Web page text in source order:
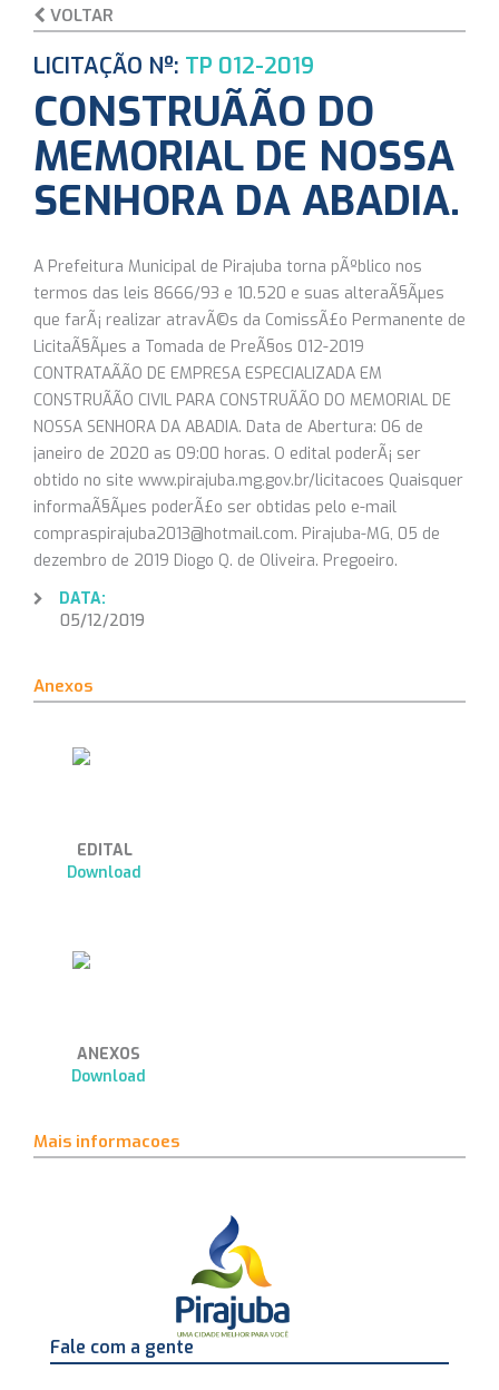
VOLTAR
LICITAÇÃO Nº: TP 012-2019
CONSTRUÃÃO DO
MEMORIAL DE NOSSA
SENHORA DA ABADIA.
A Prefeitura Municipal de Pirajuba torna pÃºblico nos
termos das leis 8666/93 e 10.520 e suas alteraÃ§Ãµes
que farÃ¡ realizar atravÃ©s da ComissÃ£o Permanente de
LicitaÃ§Ãµes a Tomada de PreÃ§os 012-2019
CONTRATAÃÃO DE EMPRESA ESPECIALIZADA EM
CONSTRUÃÃO CIVIL PARA CONSTRUÃÃO DO MEMORIAL DE
NOSSA SENHORA DA ABADIA. Data de Abertura: 06 de
janeiro de 2020 as 09:00 horas. O edital poderÃ¡ ser
obtido no site www.pirajuba.mg.gov.br/licitacoes Quaisquer
informaÃ§Ãµes poderÃ£o ser obtidas pelo e-mail
compraspirajuba2013@hotmail.com. Pirajuba-MG, 05 de
dezembro de 2019 Diogo Q. de Oliveira. Pregoeiro.
DATA:
05/12/2019
Anexos
EDITAL
Download
ANEXOS
Download
Mais informacoes
Fale com a gente